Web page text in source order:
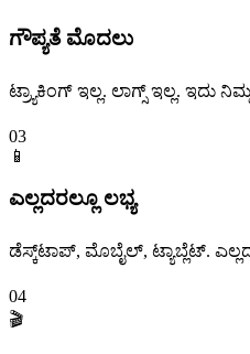
ಗೌಪ್ಯತೆ ಮೊದಲು
ಟ್ರ್ಯಾಕಿಂಗ್ ಇಲ್ಲ. ಲಾಗ್ಸ್ ಇಲ್ಲ. ಇದು
03
📱
ಎಲ್ಲದರಲ್ಲೂ ಲಭ್ಯ
ಡೆಸ್ಕ್‌ಟಾಪ್, ಮೊಬೈಲ್, ಟ್ಯಾಬ್ಲೆಟ್.
04
🎬